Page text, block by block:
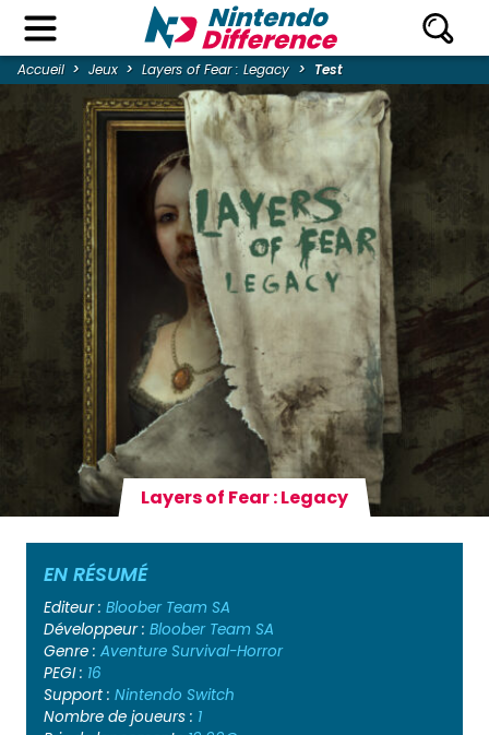
Accueil Jeux Layers of Fear : Legacy Test
Layers of Fear : Legacy
EN RÉSUMÉ
Editeur : Bloober Team SA
Développeur : Bloober Team SA
Genre : Aventure Survival-Horror
PEGI : 16
Support : Nintendo Switch
Nombre de joueurs : 1